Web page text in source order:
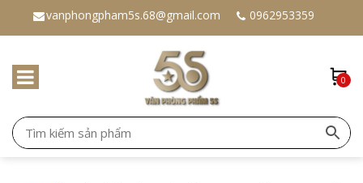
vanphongpham5s.68@gmail.com 0962953359
0